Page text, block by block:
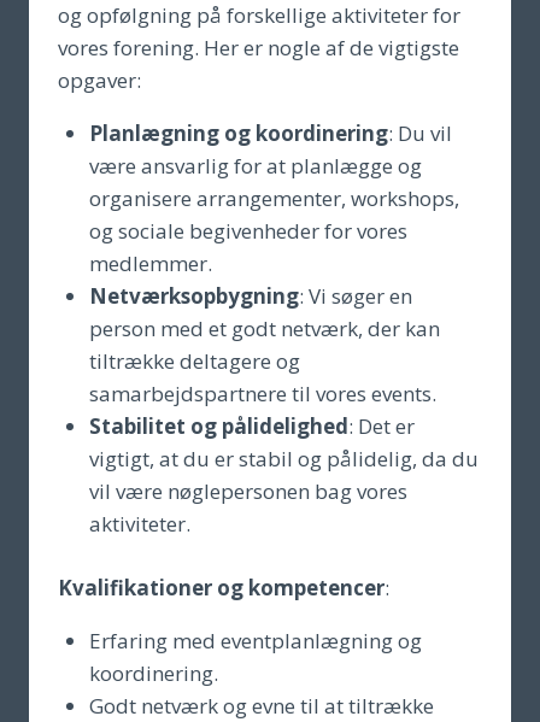
og opfølgning på forskellige aktiviteter for
vores forening. Her er nogle af de vigtigste
opgaver:
Planlægning og koordinering: Du vil
være ansvarlig for at planlægge og
organisere arrangementer, workshops,
og sociale begivenheder for vores
medlemmer.
Netværksopbygning: Vi søger en
person med et godt netværk, der kan
tiltrække deltagere og
samarbejdspartnere til vores events.
Stabilitet og pålidelighed: Det er
vigtigt, at du er stabil og pålidelig, da du
vil være nøglepersonen bag vores
aktiviteter.
Kvalifikationer og kompetencer:
Erfaring med eventplanlægning og
koordinering.
Godt netværk og evne til at tiltrække